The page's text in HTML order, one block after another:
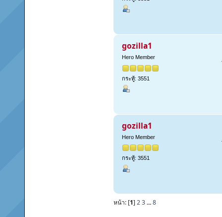
gozilla1
Hero Member
กระทู้: 3551
gozilla1
Hero Member
กระทู้: 3551
หน้า: [1] 23...8